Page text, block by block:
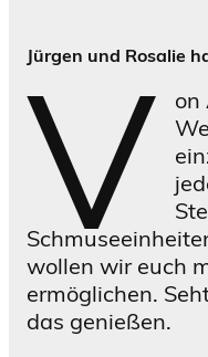
a
g
?
e
u
n
g
e
n
Jürgen und Rosalie
V
on
wollen wir euch
ermöglichen.
das genießen.